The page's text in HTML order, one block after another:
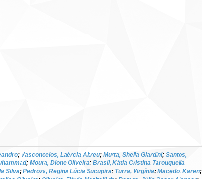
; Vasconcelos, Laércia Abreu; Murta, Sheila Giardini; Santos,
; Moura, Dione Oliveira; Brasil, Kátia Cristina Tarouquella
Silva; Pedroza, Regina Lúcia Sucupira; Turra, Virgínia; Macedo, Karen;